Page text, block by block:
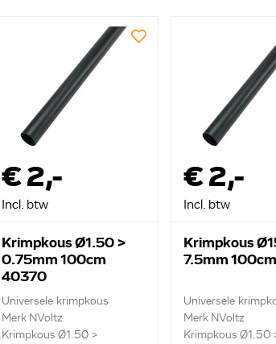
€ 2,-
Incl. btw
Krimpkous Ø1.50 >
0.75mm 100cm
40370
Universele krimpkous
Merk NVoltz
Krimpkous Ø1.50 >
€ 2,-
Incl. btw
Krimpkous
7.5mm
Universele
Merk NVoltz
Krimpkous Ø1.50